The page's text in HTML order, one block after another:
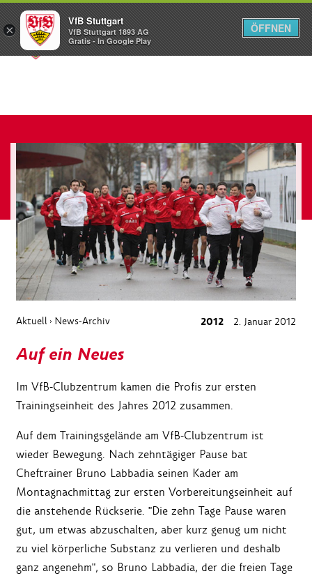
Menü
Aktuell › News-Archiv 2012 2. Januar 2012
Auf ein Neues
Im VfB-Clubzentrum kamen die Profis zur ersten
Trainingseinheit des Jahres 2012 zusammen.
Auf dem Trainingsgelände am VfB-Clubzentrum ist
wieder Bewegung. Nach zehntägiger Pause bat
Cheftrainer Bruno Labbadia seinen Kader am
Montagnachmittag zur ersten Vorbereitungseinheit auf
die anstehende Rückserie. "Die zehn Tage Pause waren
gut, um etwas abzuschalten, aber kurz genug um nicht
zu viel körperliche Substanz zu verlieren und deshalb
ganz angenehm", so Bruno Labbadia, der die freien Tage
×
VfB Stuttgart
VfB Stuttgart 1893 AG
Gratis - In Google Play
ÖFFNEN